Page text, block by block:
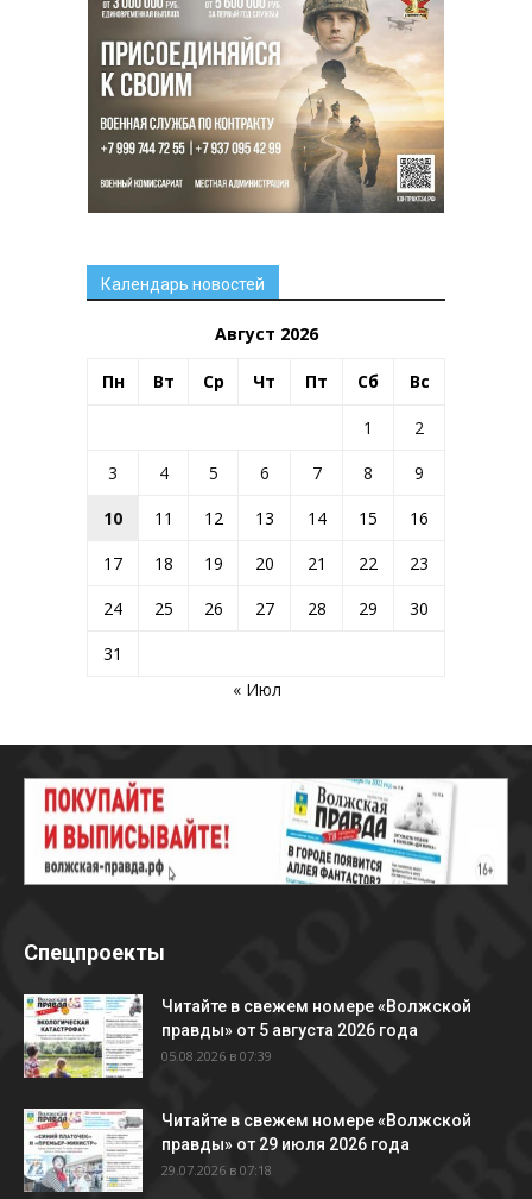
Календарь новостей
Август 2026
Пн Вт Ср Чт Пт Сб Вс
1
2
3
4 5 6 7 8
9
10
11 12 13 14 15
16
17
18 19 20 21 22
23
24
25 26 27 28 29
30
31
« Июл
Спецпроекты
Читайте в свежем номере «Волжской
правды» от 5 августа 2026 года
05.08.2026 в 07:39
Читайте в свежем номере «Волжской
правды» от 29 июля 2026 года
29.07.2026 в 07:18